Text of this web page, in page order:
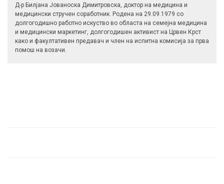
Д-р Билјана Јованоска Димитровска, доктор на медицина и
медицински стручен соработник. Родена на 29.09.1979 со
долгогодишно работно искуство во областа на семејна медицина
и медицински маркетинг, долгогодишен активист на Црвен Крст
како и факултативен предавач и член на испитна комисија за прва
помош на возачи.